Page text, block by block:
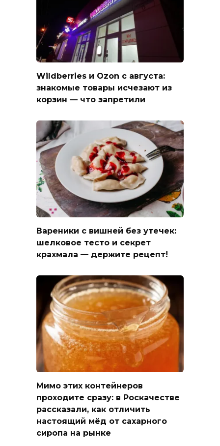
Wildberries и Ozon с августа:
знакомые товары исчезают из
корзин — что запретили
Вареники с вишней без утечек:
шелковое тесто и секрет
крахмала — держите рецепт!
Мимо этих контейнеров
проходите сразу: в Роскачестве
рассказали, как отличить
настоящий мёд от сахарного
сиропа на рынке